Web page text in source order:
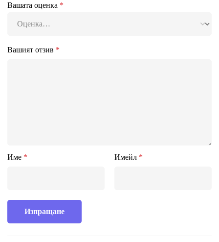
Вашата оценка *
Вашият отзив *
Име * Имейл *